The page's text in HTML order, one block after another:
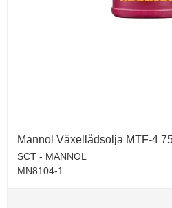
Mannol Växellådsolja MTF-4
SCT - MANNOL
MN8104-1